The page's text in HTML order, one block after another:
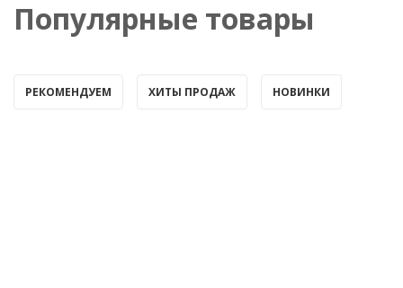
Популярные товары
РЕКОМЕНДУЕМ ХИТЫ ПРОДАЖ НОВИНКИ